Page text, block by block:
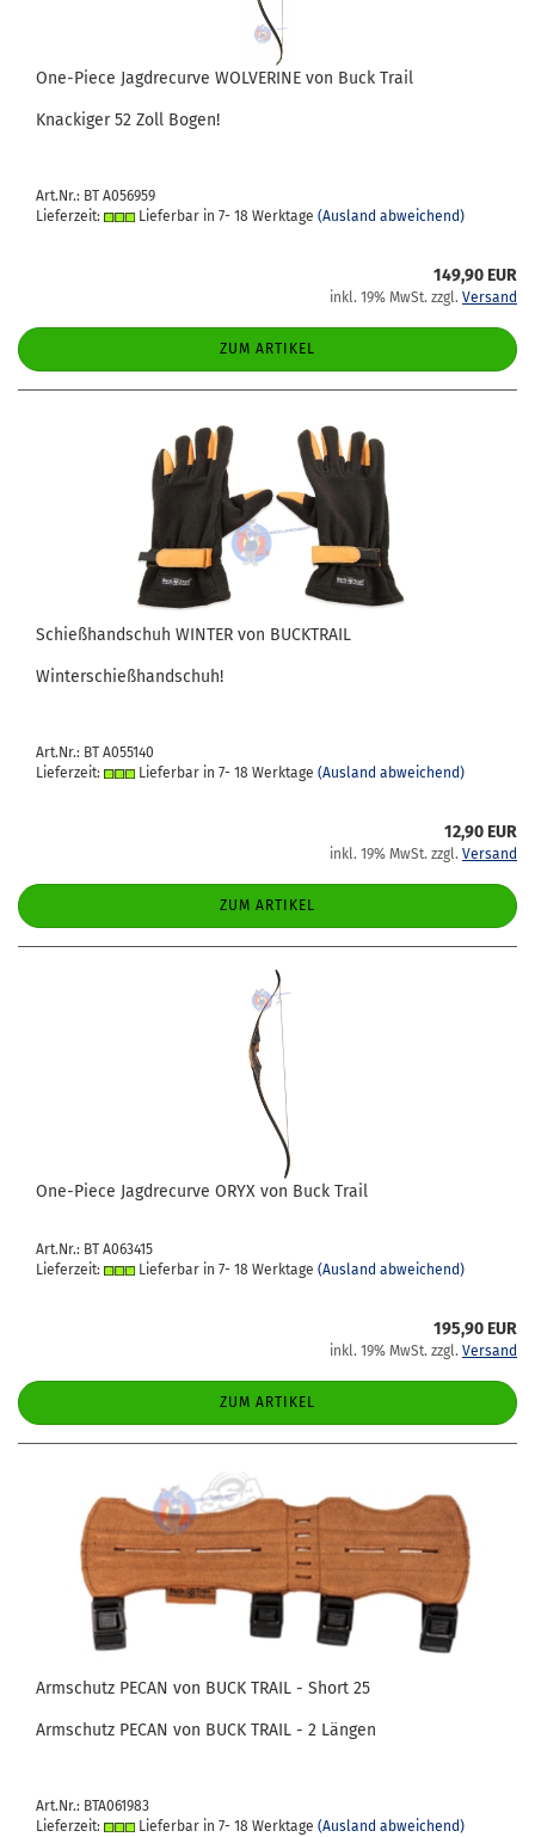
One-​Piece Jagd­re­cur­ve WOL­VERI­NE von Buck Trail
Kna­cki­ger 52 Zoll Bogen!
Art.Nr.: BT A056959
Lieferzeit:
Lieferbar in 7- 18 Werktage (Ausland abweichend)
149,90 EUR
inkl. 19% MwSt. zzgl. Versand
ZUM ARTIKEL
Schieß­hand­schuh WIN­TER von BUCK­TRAIL
Win­ter­schieß­hand­schuh!
Art.Nr.: BT A055140
Lieferzeit:
Lieferbar in 7- 18 Werktage (Ausland abweichend)
12,90 EUR
inkl. 19% MwSt. zzgl. Versand
ZUM ARTIKEL
One-​Piece Jagd­re­cur­ve ORYX von Buck Trail
Art.Nr.: BT A063415
Lieferzeit:
Lieferbar in 7- 18 Werktage (Ausland abweichend)
195,90 EUR
inkl. 19% MwSt. zzgl. Versand
ZUM ARTIKEL
Arm­schutz PECAN von BUCK TRAIL - Short 25
Arm­schutz PECAN von BUCK TRAIL - 2 Län­gen
Art.Nr.: BTA061983
Lieferzeit:
Lieferbar in 7- 18 Werktage (Ausland abweichend)